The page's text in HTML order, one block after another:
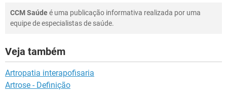
CCM Saúdeé uma publicação informativa realizada por uma
equipe de especialistas de saúde.
Veja também
Artropatia interapofisaria
Artrose - Definição